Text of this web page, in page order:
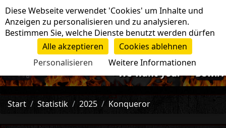
Navigation
-=>We want you!<=- Bewirb
Start Statistik 2025 Konqueror
Cookie-Einstellungen
Diese Webseite verwendet 'Cookies' um Inhalte und
Anzeigen zu personalisieren und zu analysieren.
Bestimmen Sie, welche Dienste benutzt werden dürfen
Alle akzeptieren
Cookies ablehnen
Personalisieren
Weitere Informationen